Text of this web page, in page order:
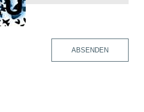
ABSENDEN